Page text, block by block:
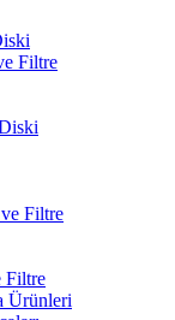
Filtre
Filtre
Filtre
Ürünleri